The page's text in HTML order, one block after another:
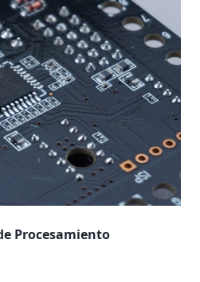
Procesamiento